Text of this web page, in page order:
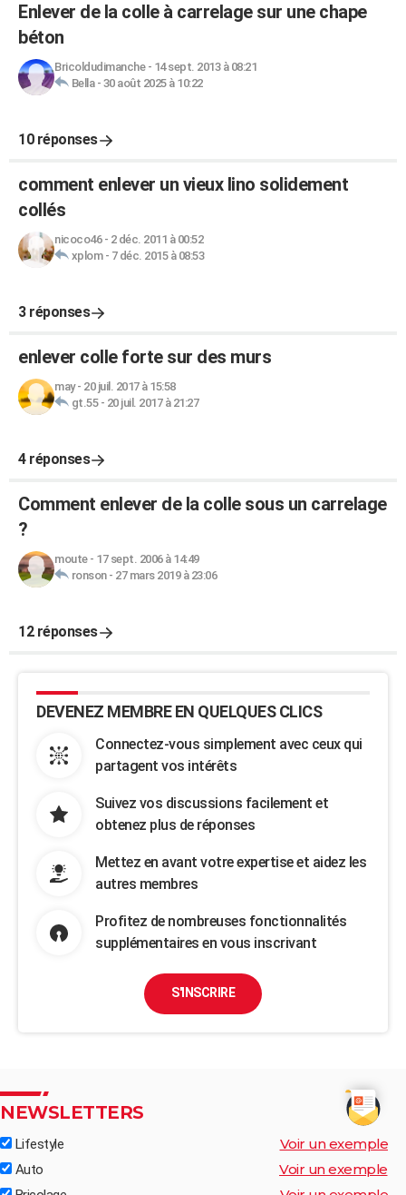
Enlever de la colle à carrelage sur une chape
béton
Bricoldudimanche- 14 sept. 2013 à 08:21
Bella- 30 août 2025 à 10:22
10 réponses
comment enlever un vieux lino solidement
collés
nicoco46- 2 déc. 2011 à 00:52
xplom- 7 déc. 2015 à 08:53
3 réponses
enlever colle forte sur des murs
may- 20 juil. 2017 à 15:58
gt.55- 20 juil. 2017 à 21:27
4 réponses
Comment enlever de la colle sous un carrelage
?
moute- 17 sept. 2006 à 14:49
ronson- 27 mars 2019 à 23:06
12 réponses
DEVENEZ MEMBRE EN QUELQUES CLICS
Connectez-vous simplement avec ceux qui
partagent vos intérêts
Suivez vos discussions facilement et
obtenez plus de réponses
Mettez en avant votre expertise et aidez les
autres membres
Profitez de nombreuses fonctionnalités
supplémentaires en vous inscrivant
S'INSCRIRE
NEWSLETTERS
Lifestyle Voir un exemple
Auto Voir un exemple